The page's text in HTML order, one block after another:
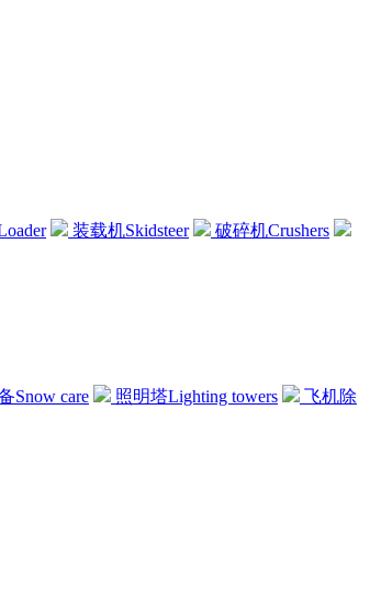
装载机Skidsteer
破碎机Crushers
Snow care 照明塔Lighting towers
飞机除